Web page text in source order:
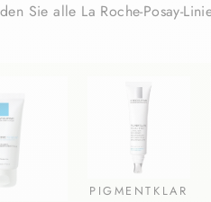
Sie alle La Roche-Posay-
PIGMENTKLAR